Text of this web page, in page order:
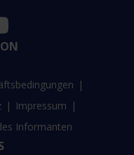
Impressum
Informanten